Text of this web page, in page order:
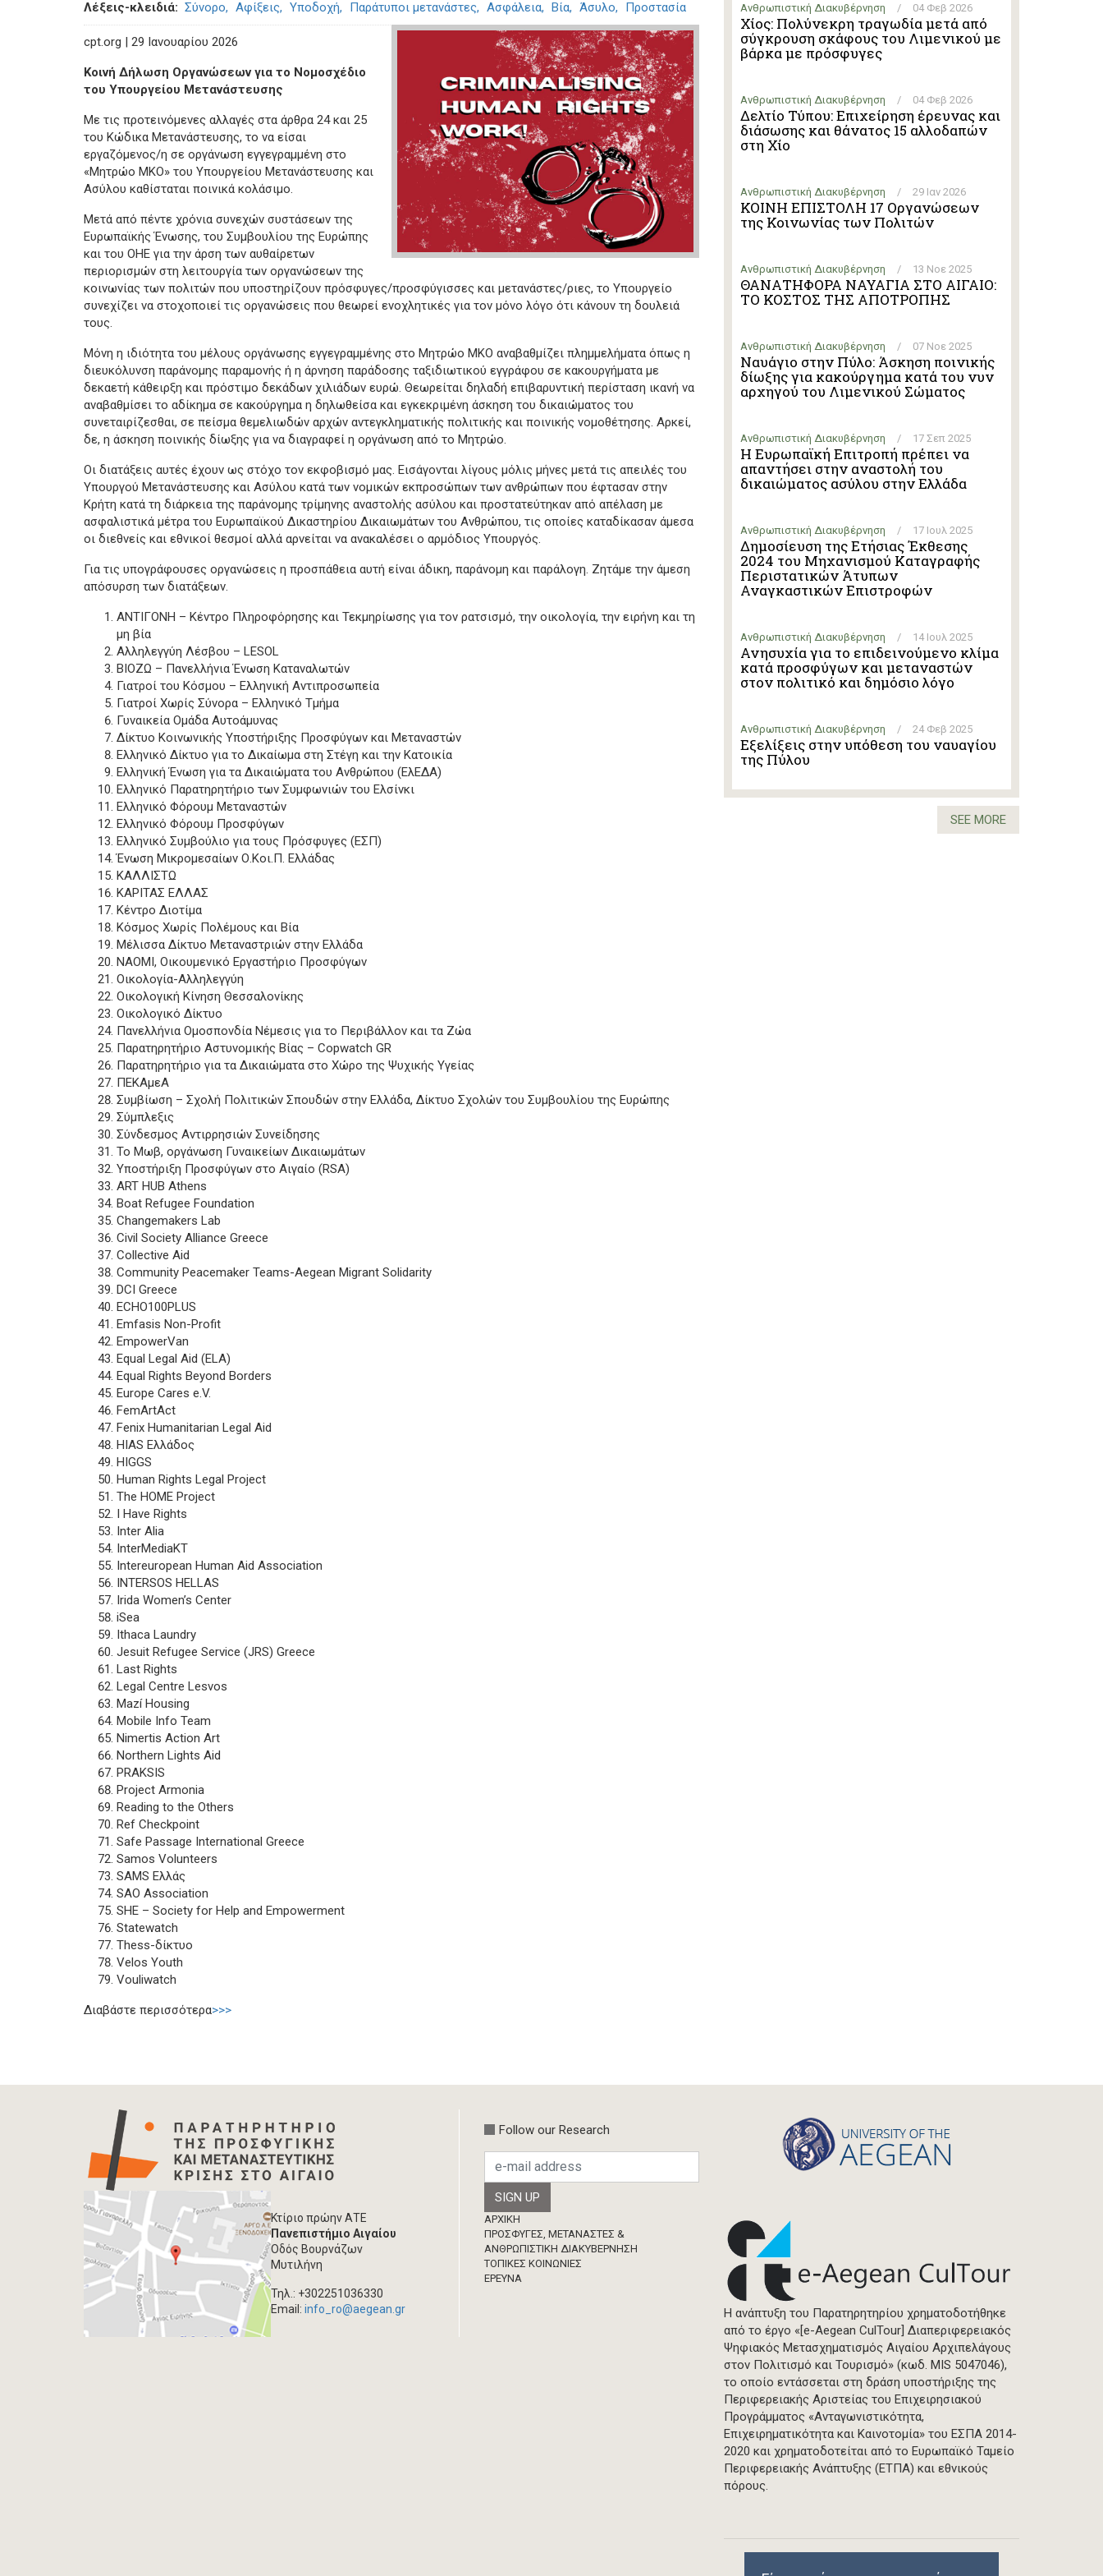
Λέξεις-κλειδιά Σύνορο Αφίξεις Υποδοχή Παράτυποι μετανάστες Ασφάλεια Βία Άσυλο Προστασία
cpt.org | 29 Ιανουαρίου 2026
Κοινή Δήλωση Οργανώσεων για το Νομοσχέδιο
του Υπουργείου Μετανάστευσης
Με τις προτεινόμενες αλλαγές στα άρθρα 24 και 25
του Κώδικα Μετανάστευσης, το να είσαι
εργαζόμενος/η σε οργάνωση εγγεγραμμένη στο
«Μητρώο ΜΚΟ» του Υπουργείου Μετανάστευσης και
Ασύλου καθίσταται ποινικά κολάσιμο.
Μετά από πέντε χρόνια συνεχών συστάσεων της
Ευρωπαϊκής Ένωσης, του Συμβουλίου της Ευρώπης
και του ΟΗΕ για την άρση των αυθαίρετων
περιορισμών στη λειτουργία των οργανώσεων της
κοινωνίας των πολιτών που υποστηρίζουν πρόσφυγες/προσφύγισσες και μετανάστες/ριες, το Υπουργείο
συνεχίζει να στοχοποιεί τις οργανώσεις που θεωρεί ενοχλητικές για τον μόνο λόγο ότι κάνουν τη δουλειά
τους.
Μόνη η ιδιότητα του μέλους οργάνωσης εγγεγραμμένης στο Μητρώο ΜΚΟ αναβαθμίζει πλημμελήματα όπως η
διευκόλυνση παράνομης παραμονής ή η άρνηση παράδοσης ταξιδιωτικού εγγράφου σε κακουργήματα με
δεκαετή κάθειρξη και πρόστιμο δεκάδων χιλιάδων ευρώ. Θεωρείται δηλαδή επιβαρυντική περίσταση ικανή να
αναβαθμίσει το αδίκημα σε κακούργημα η δηλωθείσα και εγκεκριμένη άσκηση του δικαιώματος του
συνεταιρίζεσθαι, σε πείσμα θεμελιωδών αρχών αντεγκληματικής πολιτικής και ποινικής νομοθέτησης. Αρκεί,
δε, η άσκηση ποινικής δίωξης για να διαγραφεί η οργάνωση από το Μητρώο.
Οι διατάξεις αυτές έχουν ως στόχο τον εκφοβισμό μας. Εισάγονται λίγους μόλις μήνες μετά τις απειλές του
Υπουργού Μετανάστευσης και Ασύλου κατά των νομικών εκπροσώπων των ανθρώπων που έφτασαν στην
Κρήτη κατά τη διάρκεια της παράνομης τρίμηνης αναστολής ασύλου και προστατεύτηκαν από απέλαση με
ασφαλιστικά μέτρα του Ευρωπαϊκού Δικαστηρίου Δικαιωμάτων του Ανθρώπου, τις οποίες καταδίκασαν άμεσα
οι διεθνείς και εθνικοί θεσμοί αλλά αρνείται να ανακαλέσει ο αρμόδιος Υπουργός.
Για τις υπογράφουσες οργανώσεις η προσπάθεια αυτή είναι άδικη, παράνομη και παράλογη. Ζητάμε την άμεση
απόσυρση των διατάξεων.
ΑΝΤΙΓΟΝΗ – Κέντρο Πληροφόρησης και Τεκμηρίωσης για τον ρατσισμό, την οικολογία, την ειρήνη και τη
μη βία
Αλληλεγγύη Λέσβου – LESOL
ΒΙΟΖΩ – Πανελλήνια Ένωση Καταναλωτών
Γιατροί του Κόσμου – Ελληνική Αντιπροσωπεία
Γιατροί Χωρίς Σύνορα – Ελληνικό Τμήμα
Γυναικεία Ομάδα Αυτοάμυνας
Δίκτυο Κοινωνικής Υποστήριξης Προσφύγων και Μεταναστών
Ελληνικό Δίκτυο για το Δικαίωμα στη Στέγη και την Κατοικία
Ελληνική Ένωση για τα Δικαιώματα του Ανθρώπου (ΕλΕΔΑ)
Ελληνικό Παρατηρητήριο των Συμφωνιών του Ελσίνκι
Ελληνικό Φόρουμ Μεταναστών
Ελληνικό Φόρουμ Προσφύγων
Ελληνικό Συμβούλιο για τους Πρόσφυγες (ΕΣΠ)
Ένωση Μικρομεσαίων Ο.Κοι.Π. Ελλάδας
ΚΑΛΛΙΣΤΩ
ΚΑΡΙΤΑΣ ΕΛΛΑΣ
Κέντρο Διοτίμα
Κόσμος Χωρίς Πολέμους και Βία
Μέλισσα Δίκτυο Μεταναστριών στην Ελλάδα
ΝΑΟΜΙ, Οικουμενικό Εργαστήριο Προσφύγων
Οικολογία-Αλληλεγγύη
Οικολογική Κίνηση Θεσσαλονίκης
Οικολογικό Δίκτυο
Πανελλήνια Ομοσπονδία Νέμεσις για το Περιβάλλον και τα Ζώα
Παρατηρητήριο Αστυνομικής Βίας – Copwatch GR
Παρατηρητήριο για τα Δικαιώματα στο Χώρο της Ψυχικής Υγείας
ΠΕΚΑμεΑ
Συμβίωση – Σχολή Πολιτικών Σπουδών στην Ελλάδα, Δίκτυο Σχολών του Συμβουλίου της Ευρώπης
Σύμπλεξις
Σύνδεσμος Αντιρρησιών Συνείδησης
Το Μωβ, οργάνωση Γυναικείων Δικαιωμάτων
Υποστήριξη Προσφύγων στο Αιγαίο (RSA)
ART HUB Athens
Boat Refugee Foundation
Changemakers Lab
Civil Society Alliance Greece
Collective Aid
Community Peacemaker Teams-Aegean Migrant Solidarity
DCI Greece
ECHO100PLUS
Emfasis Non-Profit
EmpowerVan
Equal Legal Aid (ELA)
Equal Rights Beyond Borders
Europe Cares e.V.
FemArtAct
Fenix Humanitarian Legal Aid
HIAS Ελλάδος
HIGGS
Human Rights Legal Project
The HOME Project
I Have Rights
Inter Alia
InterMediaKT
Intereuropean Human Aid Association
INTERSOS HELLAS
Irida Women’s Center
iSea
Ithaca Laundry
Jesuit Refugee Service (JRS) Greece
Last Rights
Legal Centre Lesvos
Mazí Housing
Mobile Info Team
Nimertis Action Art
Northern Lights Aid
PRAKSIS
Project Armonia
Reading to the Others
Ref Checkpoint
Safe Passage International Greece
Samos Volunteers
SAMS Ελλάς
SAO Association
SHE – Society for Help and Empowerment
Statewatch
Τhess-δίκτυο
Velos Youth
Vouliwatch
Διαβάστε περισσότερα>>>
Ανθρωπιστική Διακυβέρνηση / 04 Φεβ 2026
Χίος: Πολύνεκρη τραγωδία μετά από
σύγκρουση σκάφους του Λιμενικού με
βάρκα με πρόσφυγες
Ανθρωπιστική Διακυβέρνηση / 04 Φεβ 2026
Δελτίο Τύπου: Επιχείρηση έρευνας και
διάσωσης και θάνατος 15 αλλοδαπών
στη Χίο
Ανθρωπιστική Διακυβέρνηση / 29 Ιαν 2026
ΚΟΙΝΗ ΕΠΙΣΤΟΛΗ 17 Οργανώσεων
της Κοινωνίας των Πολιτών
Ανθρωπιστική Διακυβέρνηση / 13 Νοε 2025
ΘΑΝΑΤΗΦΟΡΑ ΝΑΥΑΓΙΑ ΣΤΟ ΑΙΓΑΙΟ:
ΤΟ ΚΟΣΤΟΣ ΤΗΣ ΑΠΟΤΡΟΠΗΣ
Ανθρωπιστική Διακυβέρνηση / 07 Νοε 2025
Ναυάγιο στην Πύλο: Άσκηση ποινικής
δίωξης για κακούργημα κατά του νυν
αρχηγού του Λιμενικού Σώματος
Ανθρωπιστική Διακυβέρνηση / 17 Σεπ 2025
Η Ευρωπαϊκή Επιτροπή πρέπει να
απαντήσει στην αναστολή του
δικαιώματος ασύλου στην Ελλάδα
Ανθρωπιστική Διακυβέρνηση / 17 Ιουλ 2025
Δημοσίευση της Ετήσιας Έκθεσης
2024 του Μηχανισμού Καταγραφής
Περιστατικών Άτυπων
Αναγκαστικών Επιστροφών
Ανθρωπιστική Διακυβέρνηση / 14 Ιουλ 2025
Ανησυχία για το επιδεινούμενο κλίμα
κατά προσφύγων και μεταναστών
στον πολιτικό και δημόσιο λόγo
Ανθρωπιστική Διακυβέρνηση / 24 Φεβ 2025
Εξελίξεις στην υπόθεση του ναυαγίου
της Πύλου
SEE MORE
Κτίριο πρώην ΑΤΕ
Πανεπιστήμιο Αιγαίου
Οδός Βουρνάζων
Μυτιλήνη
Τηλ.: +302251036330
Email:info_ro@aegean.gr
Follow our Research
Footer
ΑΡΧΙΚΗ
ΠΡΟΣΦΥΓΕΣ, ΜΕΤΑΝΑΣΤΕΣ &
ΑΝΘΡΩΠΙΣΤΙΚΗ ΔΙΑΚΥΒΕΡΝΗΣΗ
ΤΟΠΙΚΕΣ ΚΟΙΝΩΝΙΕΣ
ΈΡΕΥΝΑ
Η ανάπτυξη του Παρατηρητηρίου χρηματοδοτήθηκε
από το έργο «[e-Aegean CulTour] Διαπεριφερειακός
Ψηφιακός Μετασχηματισμός Αιγαίου Αρχιπελάγους
στον Πολιτισμό και Τουρισμό» (κωδ. MIS 5047046),
το οποίο εντάσσεται στη δράση υποστήριξης της
Περιφερειακής Αριστείας του Επιχειρησιακού
Προγράμματος «Ανταγωνιστικότητα,
Επιχειρηματικότητα και Καινοτομία» του ΕΣΠΑ 2014-
2020 και χρηματοδοτείται από το Ευρωπαϊκό Ταμείο
Περιφερειακής Ανάπτυξης (ΕΤΠΑ) και εθνικούς
πόρους.